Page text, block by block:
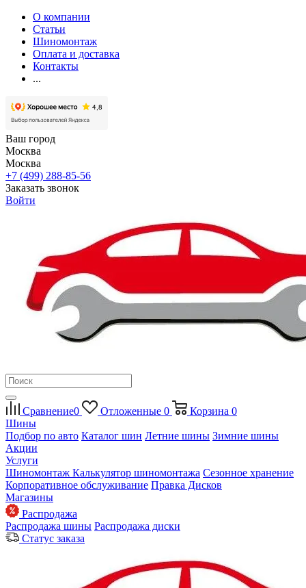
О компании
Статьи
Шиномонтаж
Оплата и доставка
Контакты
...
Ваш город
Москва
Москва
+7 (499) 288-85-56
Заказать звонок
Войти
Сравнение0 Отложенные 0 Корзина 0
Шины
Подбор по авто Каталог шин Летние шины Зимние шины
Акции
Услуги
Шиномонтаж Калькулятор шиномонтажа Сезонное хранение
Корпоративное обслуживание Правка Дисков
Магазины
Распродажа
Распродажа шины Распродажа диски
Статус заказа